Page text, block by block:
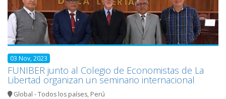
03 Nov, 2023
FUNIBER junto al Colegio de Economistas de La
Libertad organizan un seminario internacional
Global - Todos los países, Perú